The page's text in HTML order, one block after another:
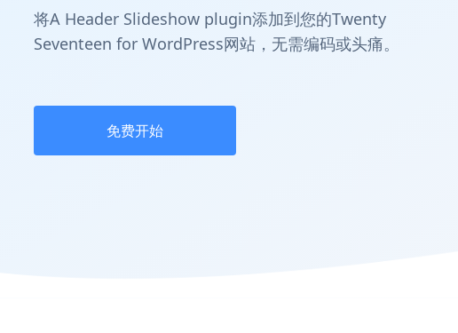
将A Header Slideshow plugin添加到您的Twenty
Seventeen for WordPress网站，无需编码或头痛。
免费开始